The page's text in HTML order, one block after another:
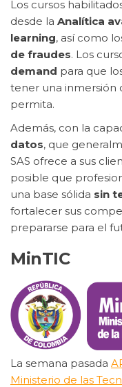
Los cursos
desde la Analítica
learning, así como
de fraudes. Los
demand para que
tener una inmersión
permita.
Además, con la
datos, que
SAS ofrece a sus
posible que
una base sólida sin
fortalecer sus
prepararse para el
MinTIC
La semana pasada
Ministerio de las